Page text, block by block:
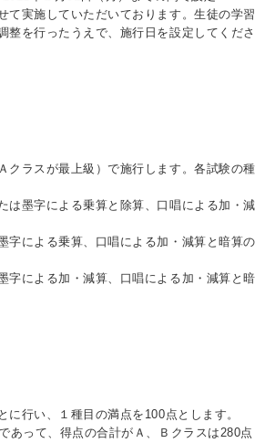
て実施していただいております。生徒の学習
整を行ったうえで、施行日を設定してくださ
クラスが最上級）で施行します。各試験の種
は墨字による乗算と除算、口唱による加・減
字による乗算、口唱による加・減算と暗算の
字による加・減算、口唱による加・減算と暗
に行い、１種目の満点を100点とします。
あって、得点の合計がＡ、Ｂクラスは280点